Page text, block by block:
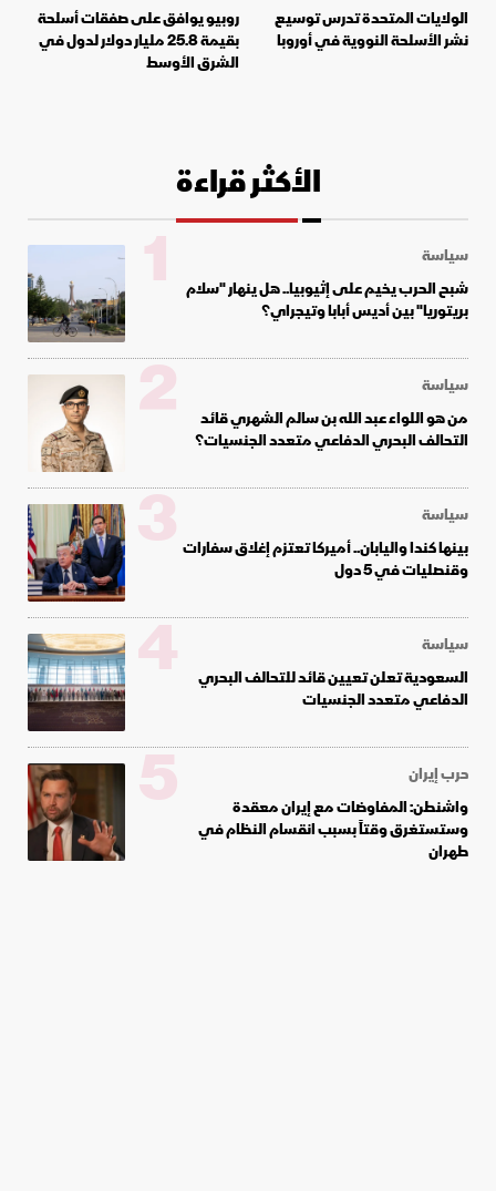
الولايات المتحدة تدرس توسيع
نشر الأسلحة النووية في أوروبا
روبيو يوافق على صفقات أسلحة
بقيمة 25.8 مليار دولار لدول في
الشرق الأوسط
الأكثر قراءة
سياسة
شبح الحرب يخيم على إثيوبيا.. هل ينهار "سلام
بريتوريا" بين أديس أبابا وتيجراي؟
1
سياسة
من هو اللواء عبد الله بن سالم الشهري قائد
التحالف البحري الدفاعي متعدد الجنسيات؟
2
سياسة
بينها كندا واليابان.. أميركا تعتزم إغلاق سفارات
وقنصليات في 5 دول
3
سياسة
السعودية تعلن تعيين قائد للتحالف البحري
الدفاعي متعدد الجنسيات
4
حرب إيران
واشنطن: المفاوضات مع إيران معقدة
وستستغرق وقتاً بسبب انقسام النظام في
طهران
5